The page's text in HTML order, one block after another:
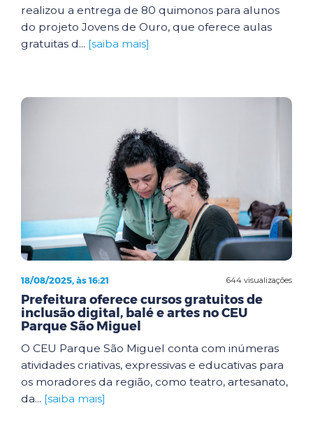
realizou a entrega de 80 quimonos para alunos
do projeto Jovens de Ouro, que oferece aulas
gratuitas d... [saiba mais]
644 visualizações
18/08/2025, às 16:21
Prefeitura oferece cursos gratuitos de
inclusão digital, balé e artes no CEU
Parque São Miguel
O CEU Parque São Miguel conta com inúmeras
atividades criativas, expressivas e educativas para
os moradores da região, como teatro, artesanato,
da... [saiba mais]